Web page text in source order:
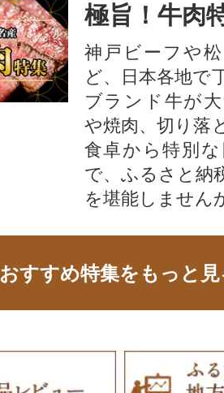
極旨！牛肉
神戸ビーフや
ど、日本各地で
ブランド牛が
や焼肉、切り落
食卓から特別
で、ふるさと納
を堪能しません
おすすめ特集をもっと